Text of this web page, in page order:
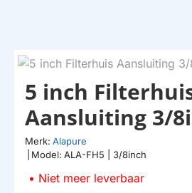
LEVERBAAR
Niet meer leverbaar
5 inch
Aansluiting 3/
Merk: Alapure
Model: ALA-FH5 | 3/8inch